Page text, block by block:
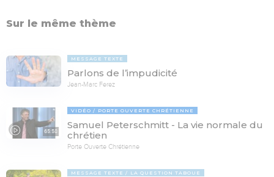
Sur le même thème
MESSAGE TEXTE
Parlons de l’impudicité
Jean-Marc Ferez
65:58
VIDÉO PORTE OUVERTE CHRÉTIENNE
Samuel Peterschmitt - La vie normale du
chrétien
Porte Ouverte Chrétienne
MESSAGE TEXTE LA QUESTION TABOUE